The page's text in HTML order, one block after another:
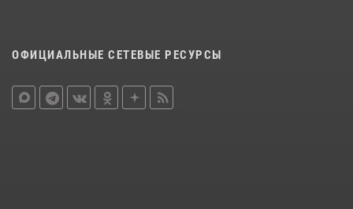
ОФИЦИАЛЬНЫЕ СЕТЕВЫЕ РЕСУРСЫ